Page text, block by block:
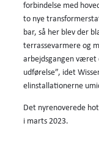
forbindelse med
to nye
bar, så her blev der
terrassevarmere og
arbejdsgangen været
udførelse”, idet
elinstallationerne
Det nyrenoverede
i marts 2023.